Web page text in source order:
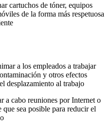
cartuchos de tóner, equipos
de la forma más respetuosa
a los empleados a trabajar
y otros efectos
desplazamiento al trabajo
a cabo reuniones por Internet o
sea posible para reducir el